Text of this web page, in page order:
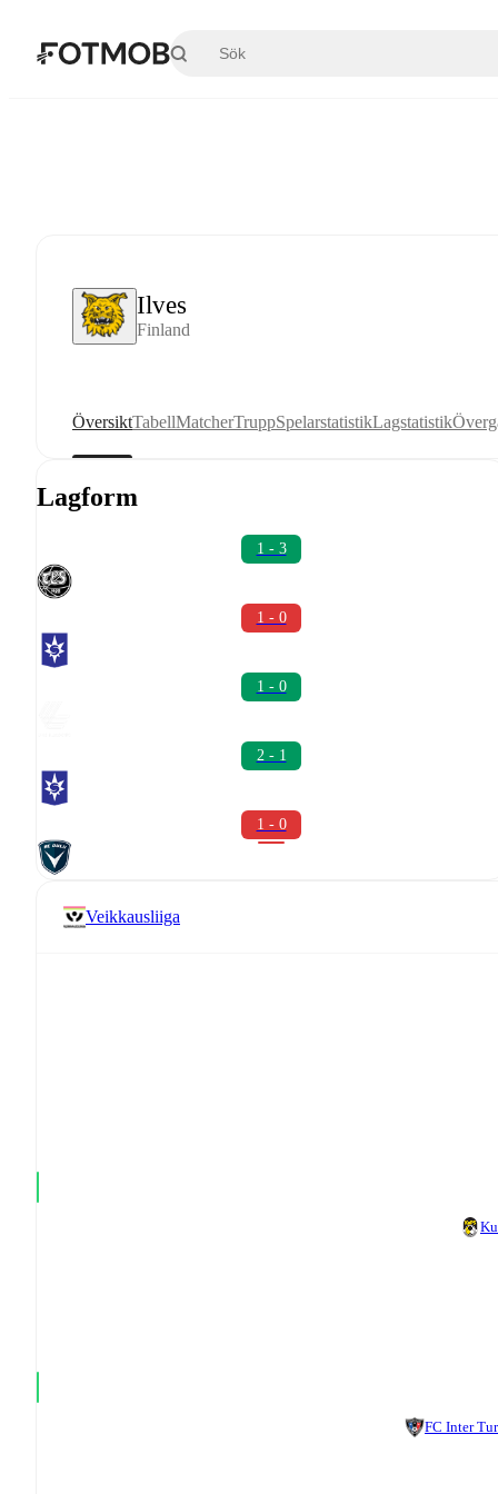
Ilves
Finland
ÖversiktTabellMatcherTruppSpelarstatistikLagstatistik
Lagform
1 - 3
1 - 0
1 - 0
2 - 1
1 - 0
Veikkausliiga
FC Inter